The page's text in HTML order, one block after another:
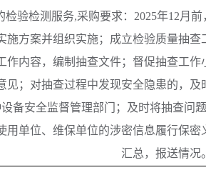
检验检测服务,采购要求：2025年12月
施方案并组织实施；成立检验质量抽
作内容，编制抽查文件；督促抽查工
见；对抽查过程中发现安全隐患的，
备安全监督管理部门；及时将抽查问
用单位、维保单位的涉密信息履行保
汇总，报送情况